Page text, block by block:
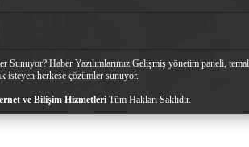
Sunuyor? Haber Yazılımlarımız Gelişmiş yönetim paneli,
isteyen herkese çözümler sunuyor.
ve Bilişim Hizmetleri Tüm Hakları Saklıdır.